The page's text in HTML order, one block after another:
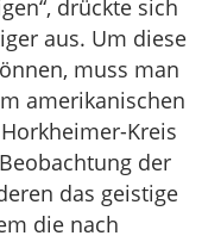
drückte sich
aus. Um diese
muss man
amerikanischen
Kreis
der
das geistige
die nach